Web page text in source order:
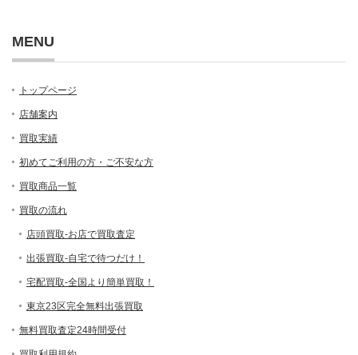
MENU
トップページ
店舗案内
買取実績
初めてご利用の方・ご不安な方
買取商品一覧
買取の流れ
店頭買取-お店で買取査定
出張買取-自宅で待つだけ！
宅配買取-全国より簡単買取！
東京23区完全無料出張買取
無料買取査定24時間受付